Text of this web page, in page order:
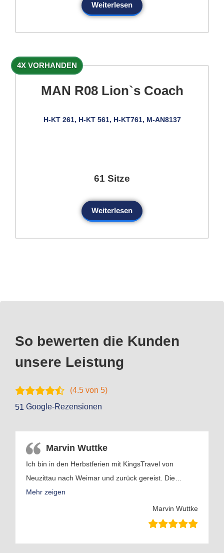
Weiterlesen
4X VORHANDEN
MAN R08 Lion`s Coach
H-KT 261, H-KT 561, H-KT761, M-AN8137
61 Sitze
Weiterlesen
So bewerten die Kunden
unsere Leistung
(4.5 von 5)
51 Google-Rezensionen
Marvin Wuttke
Ich bin in den Herbstferien mit KingsTravel von
Neuzittau nach Weimar und zurück gereist. Die
Mehr zeigen
Marvin Wuttke